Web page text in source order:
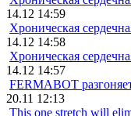
14.12 14:59
Хроническая
14.12 14:58
Хроническая
14.12 14:57
FERMABOT
20.11 12:13
This one stretch will